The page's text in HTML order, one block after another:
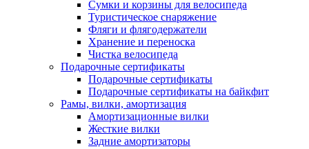
Сумки и корзины для велосипеда
Туристическое снаряжение
Фляги и флягодержатели
Хранение и переноска
Чистка велосипеда
Подарочные сертификаты
Подарочные сертификаты
Подарочные сертификаты на байкфит
Рамы, вилки, амортизация
Амортизационные вилки
Жесткие вилки
Задние амортизаторы